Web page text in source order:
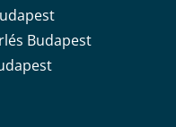
Budapest